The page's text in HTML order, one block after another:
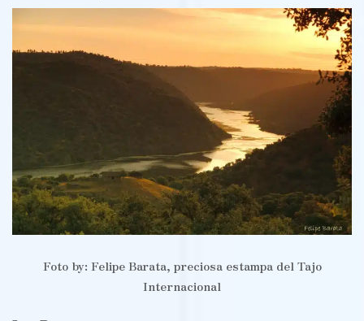
Foto by: Felipe Barata, preciosa estampa del Tajo
Internacional